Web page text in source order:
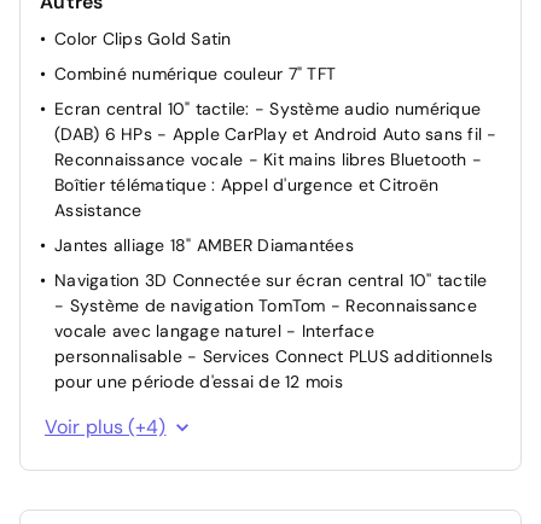
Projecteurs LED
TCS (Contrôle de la traction)
Color Clips Gold Satin
Combiné numérique couleur 7" TFT
Ecran central 10" tactile: - Système audio numérique
(DAB) 6 HPs - Apple CarPlay et Android Auto sans fil -
Reconnaissance vocale - Kit mains libres Bluetooth -
Boîtier télématique : Appel d'urgence et Citroën
Assistance
Jantes alliage 18" AMBER Diamantées
Navigation 3D Connectée sur écran central 10'' tactile
- Système de navigation TomTom - Reconnaissance
vocale avec langage naturel - Interface
personnalisable - Services Connect PLUS additionnels
pour une période d'essai de 12 mois
Pack Safety - Active Safety Brake (fonctionne de 30 à
80 km/h et détecte les piétons et les cyclistes) -
Alerte active de Franchissement Involontaire de Ligne
- Allumage automatique des feux de croisement -
Voir plus (+4)